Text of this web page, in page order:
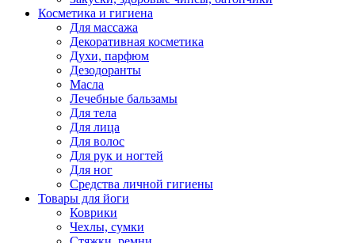
Косметика и гигиена
Для массажа
Декоративная косметика
Духи, парфюм
Дезодоранты
Масла
Лечебные бальзамы
Для тела
Для лица
Для волос
Для рук и ногтей
Для ног
Средства личной гигиены
Товары для йоги
Коврики
Чехлы, сумки